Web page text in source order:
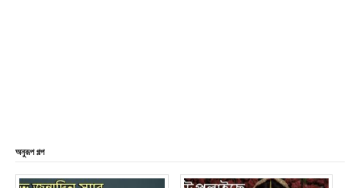
অনুরূপ গল্প